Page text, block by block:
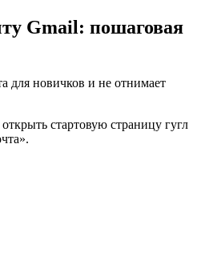
Gmail : пошаговая
для новичков и не отнимает
стартовую страницу гугл